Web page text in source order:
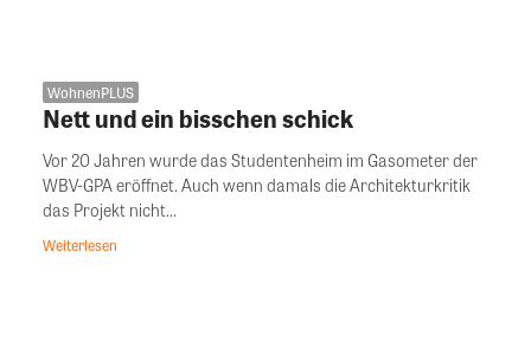
WohnenPLUS
Nett und ein bisschen schick
Vor 20 Jahren wurde das Studentenheim im Gasometer der
WBV-GPA eröffnet. Auch wenn damals die Architekturkritik
das Projekt nicht...
Weiterlesen